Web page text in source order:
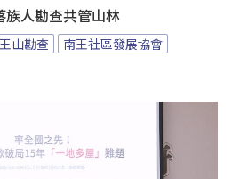
族人勘查共管山林
山勘查
南王社區發展協會